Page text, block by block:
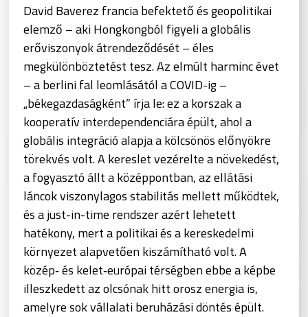
David Baverez francia befektető és geopolitikai
elemző – aki Hongkongból figyeli a globális
erőviszonyok átrendeződését – éles
megkülönböztetést tesz. Az elmúlt harminc évet
– a berlini fal leomlásától a COVID-ig –
„békegazdaságként” írja le: ez a korszak a
kooperatív interdependenciára épült, ahol a
globális integráció alapja a kölcsönös előnyökre
törekvés volt. A kereslet vezérelte a növekedést,
a fogyasztó állt a középpontban, az ellátási
láncok viszonylagos stabilitás mellett működtek,
és a just-in-time rendszer azért lehetett
hatékony, mert a politikai és a kereskedelmi
környezet alapvetően kiszámítható volt. A
közép‑ és kelet‑európai térségben ebbe a képbe
illeszkedett az olcsónak hitt orosz energia is,
amelyre sok vállalati beruházási döntés épült.